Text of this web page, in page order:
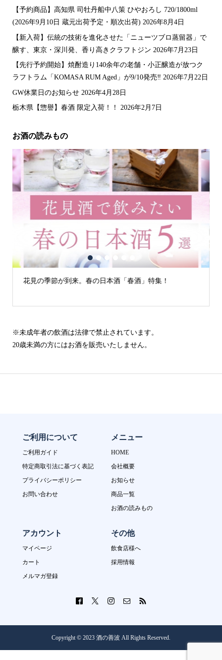
【予約商品】高知県 司牡丹船中八策 ひやおろし 720/1800ml
(2026年9月10日 蔵元出荷予定・順次出荷) 2026年8月4日
【新入荷】伝統の技術を進化させた「ニューツブロ蒸留器」で
醸す、東京・深川発、香り高きクラフトジン 2026年7月23日
【先行予約開始】焼酎造り140余年の老舗・小正醸造が放つク
ラフトラム「KOMASA RUM Aged」が9/10発売‼️ 2026年7月22日
GW休業日のお知らせ 2026年4月28日
栃木県【惣譽】春酒 限定入荷！！ 2026年2月7日
お酒の読みもの
古城の街「犬山」の日本酒
1 2 3
※未成年者の飲酒は法律で禁止されています。
20歳未満の方にはお酒を販売いたしません。
ご利用について
ご利用ガイド
特定商取引法に基づく表記
プライバシーポリシー
お問い合わせ
メニュー
HOME
会社概要
お知らせ
商品一覧
お酒の読みもの
アカウント
マイページ
カート
メルマガ登録
その他
飲食店様へ
採用情報
Copyright © 2023 酒の善波 All Rights Reserved.